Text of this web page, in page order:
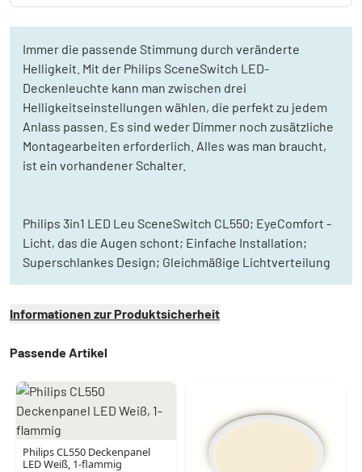
Immer die passende Stimmung durch veränderte
Helligkeit. Mit der Philips SceneSwitch LED-
Deckenleuchte kann man zwischen drei
Helligkeitseinstellungen wählen, die perfekt zu jedem
Anlass passen. Es sind weder Dimmer noch zusätzliche
Montagearbeiten erforderlich. Alles was man braucht,
ist ein vorhandener Schalter.
Philips 3in1 LED Leu SceneSwitch CL550; EyeComfort -
Licht, das die Augen schont; Einfache Installation;
Superschlankes Design; Gleichmäßige Lichtverteilung
Informationen zur Produktsicherheit
Passende Artikel
Philips CL550 Deckenpanel
LED Weiß, 1-flammig